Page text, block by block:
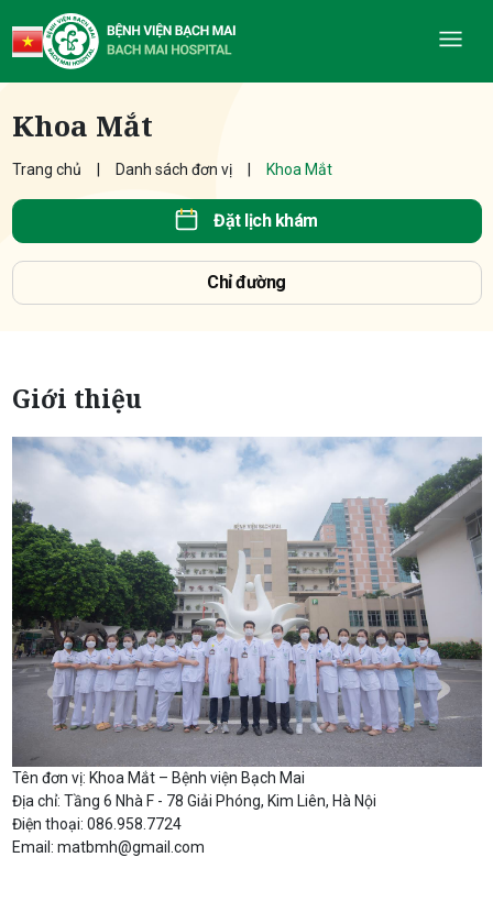
Khoa Mắt
Trang chủ Danh sách đơn vị Khoa Mắt
Đặt lịch khám
Chỉ đường
Giới thiệu
Tên đơn vị: Khoa Mắt – Bệnh viện Bạch Mai
Địa chỉ: Tầng 6 Nhà F - 78 Giải Phóng, Kim Liên, Hà Nội
Điện thoại: 086.958.7724
Email: matbmh@gmail.com